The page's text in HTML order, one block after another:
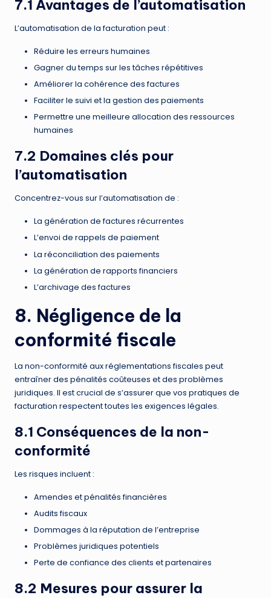
7.1 Avantages de l’automatisation
L’automatisation de la facturation peut :
Réduire les erreurs humaines
Gagner du temps sur les tâches répétitives
Améliorer la cohérence des factures
Faciliter le suivi et la gestion des paiements
Permettre une meilleure allocation des ressources
humaines
7.2 Domaines clés pour
l’automatisation
Concentrez-vous sur l’automatisation de :
La génération de factures récurrentes
L’envoi de rappels de paiement
La réconciliation des paiements
La génération de rapports financiers
L’archivage des factures
8. Négligence de la
conformité fiscale
La non-conformité aux réglementations fiscales peut
entraîner des pénalités coûteuses et des problèmes
juridiques. Il est crucial de s’assurer que vos pratiques de
facturation respectent toutes les exigences légales.
8.1 Conséquences de la non-
conformité
Les risques incluent :
Amendes et pénalités financières
Audits fiscaux
Dommages à la réputation de l’entreprise
Problèmes juridiques potentiels
Perte de confiance des clients et partenaires
8.2 Mesures pour assurer la